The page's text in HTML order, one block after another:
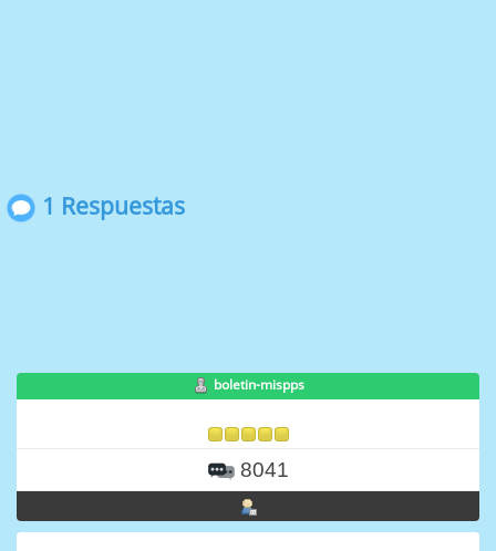
1 Respuestas
boletin-mispps
8041